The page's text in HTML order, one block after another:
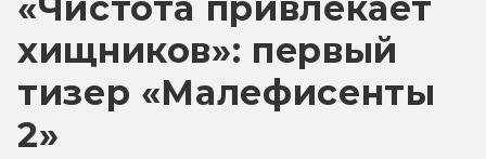
хищников»: первый
тизер «Малефисенты
2»